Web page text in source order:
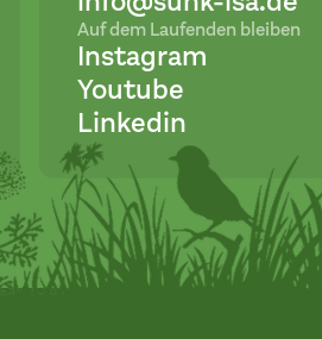
Auf dem Laufenden bleiben
Instagram
Youtube
Linkedin